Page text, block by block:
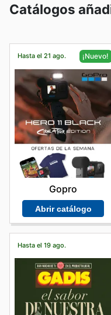
Catálogos
Hasta el 21 ago. ¡Nuevo!
Gopro
Abrir catálogo
Hasta el 19 ago.